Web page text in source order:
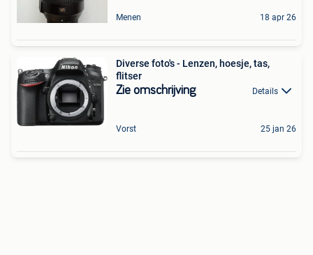
Menen 18 apr 26
Diverse foto's - Lenzen, hoesje, tas,
flitser
Zie omschrijving Details
Vorst 25 jan 26